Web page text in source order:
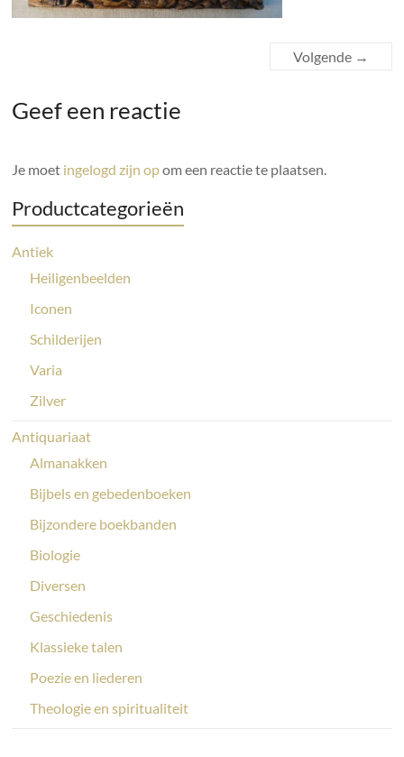
Volgende →
Geef een reactie
Je moet ingelogd zijn opom een reactie te plaatsen.
Productcategorieën
Antiek
Heiligenbeelden
Iconen
Schilderijen
Varia
Zilver
Antiquariaat
Almanakken
Bijbels en gebedenboeken
Bijzondere boekbanden
Biologie
Diversen
Geschiedenis
Klassieke talen
Poezie en liederen
Theologie en spiritualiteit